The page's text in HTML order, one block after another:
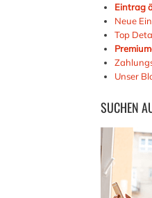
Eintrag
Neue
Top
Unser
SUCHEN